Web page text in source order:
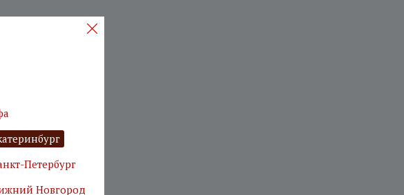
Петербург
Новгород